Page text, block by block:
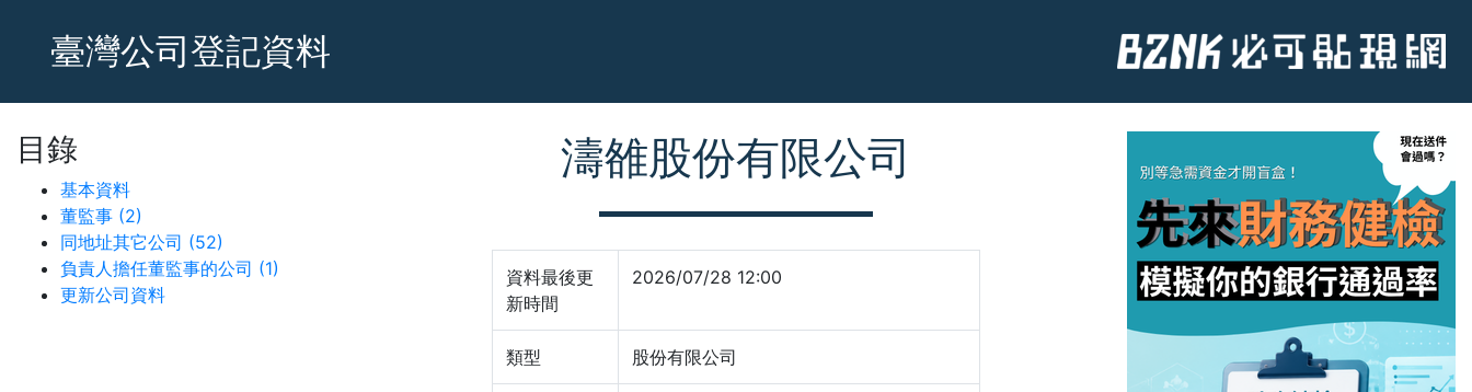
臺灣公司登記資料
目錄
基本資料
董監事 (2)
同地址其它公司 (52)
負責人擔任董監事的公司 (1)
更新公司資料
濤雒股份有限公司
資料最後更
新時間
2026/07/28 12:00
類型 股份有限公司